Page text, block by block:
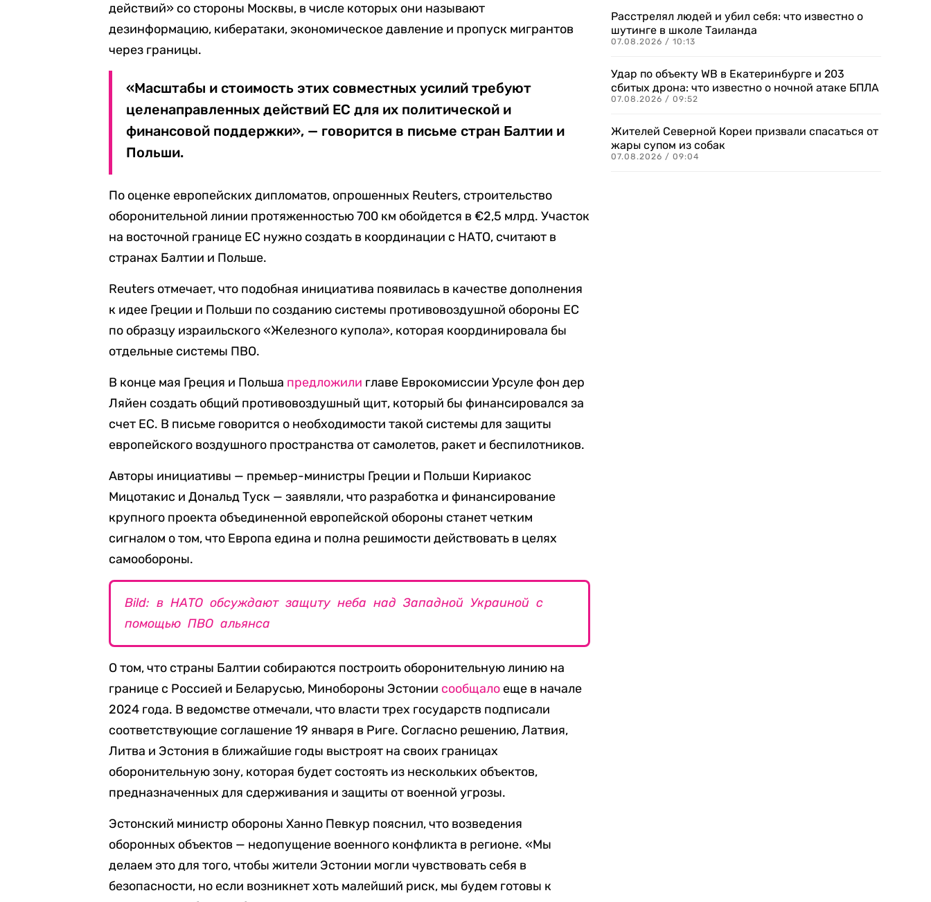
действий» со стороны Москвы, в числе которых они называют
дезинформацию, кибератаки, экономическое давление и пропуск мигрантов
через границы.
«Масштабы и стоимость этих совместных усилий требуют
целенаправленных действий ЕС для их политической и
финансовой поддержки», — говорится в письме стран Балтии и
Польши.
По оценке европейских дипломатов, опрошенных Reuters, строительство
оборонительной линии протяженностью 700 км обойдется в €2,5 млрд. Участок
на восточной границе ЕС нужно создать в координации с НАТО, считают в
странах Балтии и Польше.
Reuters отмечает, что подобная инициатива появилась в качестве дополнения
к идее Греции и Польши по созданию системы противовоздушной обороны ЕС
по образцу израильского «Железного купола», которая координировала бы
отдельные системы ПВО.
В конце мая Греция и Польша предложили главе Еврокомиссии Урсуле фон дер
Ляйен создать общий противовоздушный щит, который бы финансировался за
счет ЕС. В письме говорится о необходимости такой системы для защиты
европейского воздушного пространства от самолетов, ракет и беспилотников.
Авторы инициативы — премьер-министры Греции и Польши Кириакос
Мицотакис и Дональд Туск — заявляли, что разработка и финансирование
крупного проекта объединенной европейской обороны станет четким
сигналом о том, что Европа едина и полна решимости действовать в целях
самообороны.
Bild: в НАТО обсуждают защиту неба над Западной Украиной с
помощью ПВО альянса
О том, что страны Балтии собираются построить оборонительную линию на
границе с Россией и Беларусью, Минобороны Эстонии сообщалоеще в начале
2024 года. В ведомстве отмечали, что власти трех государств подписали
соответствующие соглашение 19 января в Риге. Согласно решению, Латвия,
Литва и Эстония в ближайшие годы выстроят на своих границах
оборонительную зону, которая будет состоять из нескольких объектов,
предназначенных для сдерживания и защиты от военной угрозы.
Эстонский министр обороны Ханно Певкур пояснил, что возведения
оборонных объектов — недопущение военного конфликта в регионе. «Мы
делаем это для того, чтобы жители Эстонии могли чувствовать себя в
безопасности, но если возникнет хоть малейший риск, мы будем готовы к
Расстрелял людей и убил себя: что известно о
шутинге в школе Таиланда
07.08.2026 / 10:13
Удар по объекту WB в Екатеринбурге и 203
сбитых дрона: что известно о ночной атаке БПЛА
07.08.2026 / 09:52
Жителей Северной Кореи призвали спасаться от
жары супом из собак
07.08.2026 / 09:04